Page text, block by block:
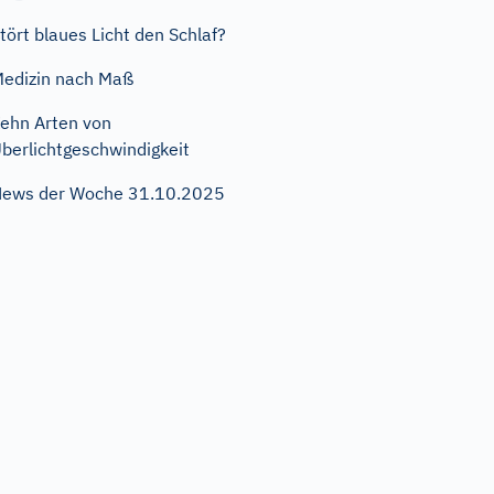
blaues Licht den Schlaf?
nach Maß
Arten von
der Woche 31.10.2025